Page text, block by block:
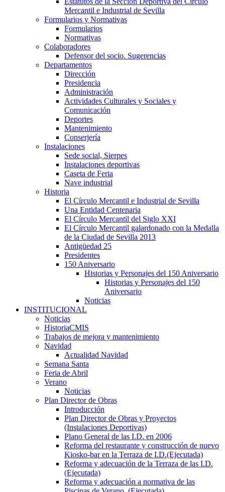
Mercantil e Industrial de Sevilla
Formularios y Normativas
Formularios
Normativas
Colaboradores
Defensor del socio. Sugerencias
Departamentos
Dirección
Presidencia
Administración
Actividades Culturales y Sociales y
Comunicación
Deportes
Mantenimiento
Conserjería
Instalaciones
Sede social, Sierpes
Instalaciones deportivas
Caseta de Feria
Nave industrial
Historia
El Círculo Mercantil e Industrial de Sevilla
Una Entidad Centenaria
El Círculo Mercantil del Siglo XXI
El Círculo Mercantil galardonado con la Medalla
de la Ciudad de Sevilla 2013
Antigüedad 25
Presidentes
150 Aniversario
Historias y Personajes del 150 Aniversario
Historias y Personajes del 150
Aniversario
Noticias
INSTITUCIONAL
Noticias
HistoriaCMIS
Trabajos de mejora y mantenimiento
Navidad
Actualidad Navidad
Semana Santa
Feria de Abril
Verano
Noticias
Plan Director de Obras
Introducción
Plan Director de Obras y Proyectos
(Instalaciones Deportivas)
Plano General de las I.D. en 2006
Reforma del restaurante y construcción de nuevo
Kiosko-bar en la Terraza de I.D.(Ejecutada)
Reforma y adecuación de la Terraza de las I.D.
(Ejecutada)
Reforma y adecuación a normativa de las